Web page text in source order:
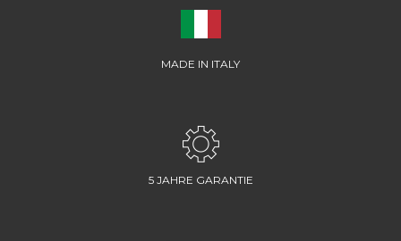
MADE IN ITALY
5 JAHRE GARANTIE